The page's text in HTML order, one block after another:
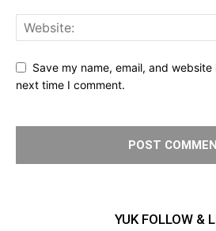
Save my name, email, and
next time I comment.
YUK FOLLOW &